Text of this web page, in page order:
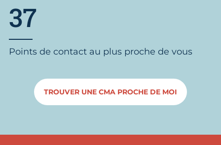
37
Points de contact au plus proche de vous
TROUVER UNE CMA PROCHE DE MOI